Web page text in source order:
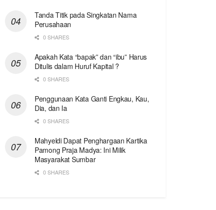
Tanda Titik pada Singkatan Nama
Perusahaan
0 SHARES
Apakah Kata “bapak” dan “ibu” Harus
Ditulis dalam Huruf Kapital ?
0 SHARES
Penggunaan Kata Ganti Engkau, Kau,
Dia, dan Ia
0 SHARES
Mahyeldi Dapat Penghargaan Kartika
Pamong Praja Madya: Ini Milik
Masyarakat Sumbar
0 SHARES